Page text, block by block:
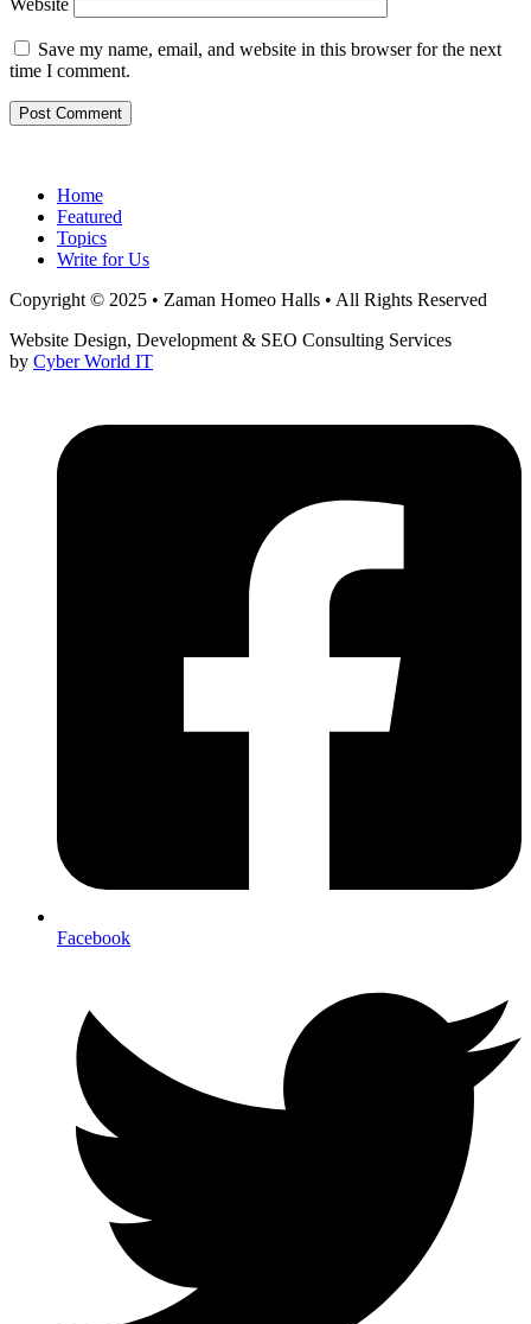
Save my name, email, and website in this browser for the next
time I comment.
Home
Featured
Topics
Write for Us
Copyright © 2025 • Zaman Homeo Halls • All Rights Reserved
Website Design, Development & SEO Consulting Services
by Cyber World IT
Facebook